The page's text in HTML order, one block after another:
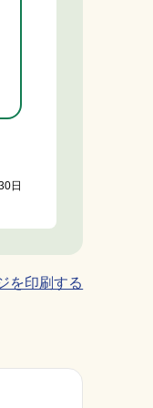
日
を印刷する